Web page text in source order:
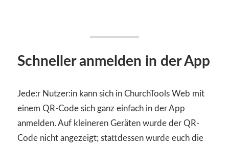
Schneller anmelden in der App
Jede:r Nutzer:in kann sich in ChurchTools Web mit
einem QR-Code sich ganz einfach in der App
anmelden. Auf kleineren Geräten wurde der QR-
Code nicht angezeigt; stattdessen wurde euch die